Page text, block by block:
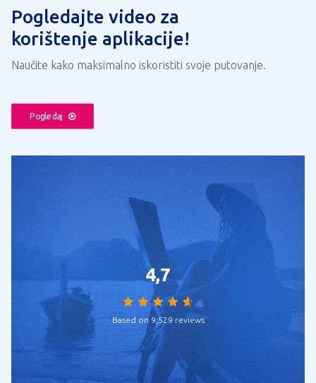
Pogledajte video za
korištenje aplikacije!
Naučite kako maksimalno iskoristiti svoje putovanje.
Pogledaj
4,7
Based on 9,529 reviews